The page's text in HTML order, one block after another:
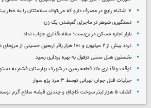
۷ اشتباه رایج در مصرف دارو که می‌تواند سلامتتان را به خطر بیندازد
دستگیری شوهر در ماجرای گم‌شدن یک زن
بازار اجاره مسکن در بن‌بست؛ سقف‌گذاری جواب نداد
تردد بیش از ۲ میلیون و ۱۰۰ هزار زائر اربعین حسینی از مرزهای شلمچه و چذابه
نخستین هتل سنتی دزفول به بهره برداری رسید
توقف واگذاری ۱۲۰ قطعه زمین در شهرک بهارستان قشم به دستور دادستان
جزئیات قتل جوان تهرانی توسط ۳ مرد پژو سوار
کشف ۵ هزار لیتر سوخت قاچاق و چندین قبضه سلاح گرم توسط مرزبانان هرمزگان